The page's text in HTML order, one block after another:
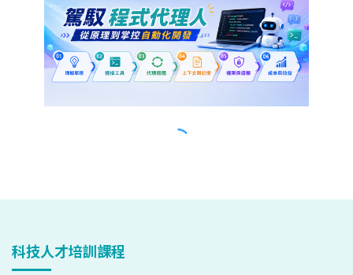
科技人才培訓課程